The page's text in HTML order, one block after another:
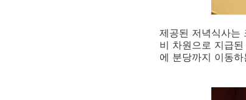
제공된 저녁식사는
비 차원으로 지급
에 분당까지 이동